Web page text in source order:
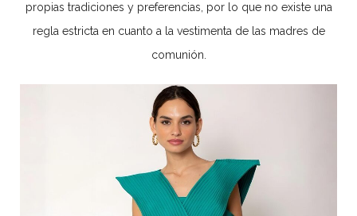
propias tradiciones y preferencias, por lo que no existe una
regla estricta en cuanto a la vestimenta de las madres de
comunión.